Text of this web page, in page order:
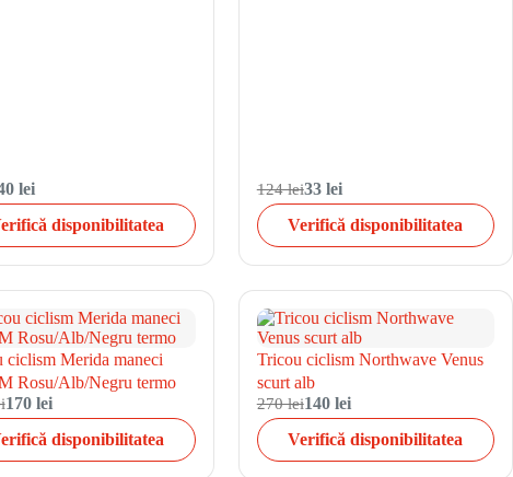
lei
disponibilitatea
124 lei33 lei
Verifică disponibilitatea
ciclism Merida maneci
Rosu/Alb/Negru termo
170 lei
disponibilitatea
Tricou ciclism Northwave Venus
scurt alb
270 lei140 lei
Verifică disponibilitatea